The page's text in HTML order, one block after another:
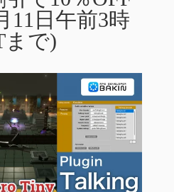
11日午前3時
まで)